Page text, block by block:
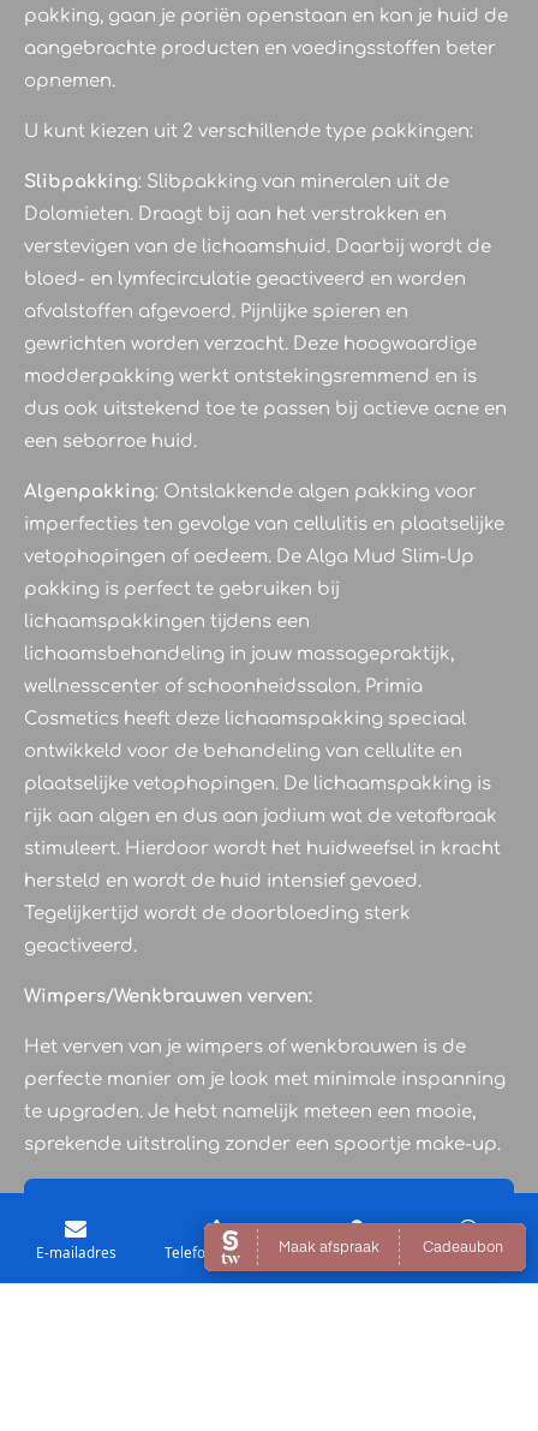
pakking, gaan je poriën openstaan en kan je huid de
aangebrachte producten en voedingsstoffen beter
opnemen.
U kunt kiezen uit 2 verschillende type pakkingen:
Slibpakking: Slibpakking van mineralen uit de
Dolomieten. Draagt bij aan het verstrakken en
verstevigen van de lichaamshuid. Daarbij wordt de
bloed- en lymfecirculatie geactiveerd en worden
afvalstoffen afgevoerd. Pijnlijke spieren en
gewrichten worden verzacht. Deze hoogwaardige
modderpakking werkt ontstekingsremmend en is
dus ook uitstekend toe te passen bij actieve acne en
een seborroe huid.
Algenpakking: Ontslakkende algen pakking voor
imperfecties ten gevolge van cellulitis en plaatselijke
vetophopingen of oedeem. De Alga Mud Slim-Up
pakking is perfect te gebruiken bij
lichaamspakkingen tijdens een
lichaamsbehandeling in jouw massagepraktijk,
wellnesscenter of schoonheidssalon. Primia
Cosmetics heeft deze lichaamspakking speciaal
ontwikkeld voor de behandeling van cellulite en
plaatselijke vetophopingen. De lichaamspakking is
rijk aan algen en dus aan jodium wat de vetafbraak
stimuleert. Hierdoor wordt het huidweefsel in kracht
hersteld en wordt de huid intensief gevoed.
Tegelijkertijd wordt de doorbloeding sterk
geactiveerd.
Wimpers/Wenkbrauwen verven:
Het verven van je wimpers of wenkbrauwen is de
perfecte manier om je look met minimale inspanning
te upgraden. Je hebt namelijk meteen een mooie,
sprekende uitstraling zonder een spoortje make-up.
E-mailadres Telefoonnummer Kaart WhatsApp